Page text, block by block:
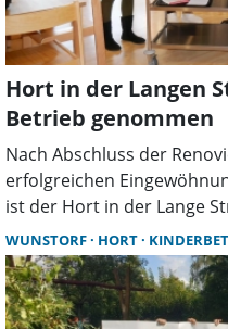
Hort in der Langen
Betrieb genommen
Nach Abschluss der
erfolgreichen
ist der Hort in der Lange
Alltag angekommen“,
Heidemarie Hanauschke
anlässlich einer kleinen
WUNSTORF HORT